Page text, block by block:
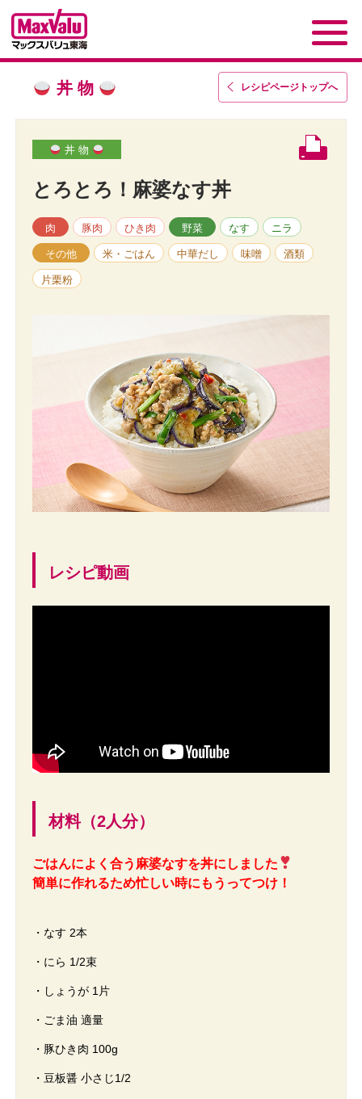
レシピページトップへ
丼 物
丼 物
とろとろ！麻婆なす丼
肉 豚肉 ひき肉 野菜 なす ニラ
その他 米・ごはん 中華だし 味噌 酒類
片栗粉
レシピ動画
材料（2人分）
ごはんによく合う麻婆なすを丼にしました
簡単に作れるため忙しい時にもうってつけ！
・なす 2本
・にら 1/2束
・しょうが 1片
・ごま油 適量
・豚ひき肉 100g
・豆板醤 小さじ1/2